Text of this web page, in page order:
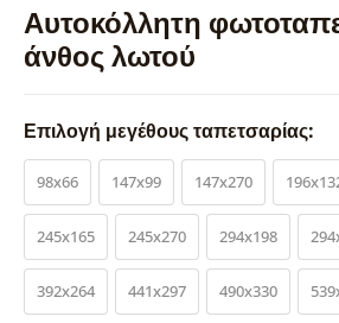
Αυτοκόλλητη
άνθος λωτού
Επιλογή μεγέθους ταπετσαρίας:
98x66 147x99 147x270
245x165 245x270 294x198
392x264 441x297 490x330